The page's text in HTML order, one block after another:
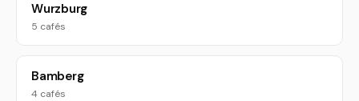
Wurzburg
5 cafés
Bamberg
4 cafés